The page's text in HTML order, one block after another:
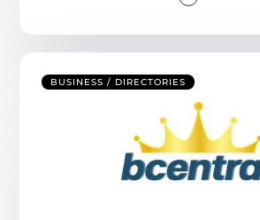
BUSINESS / DIRECTORIES